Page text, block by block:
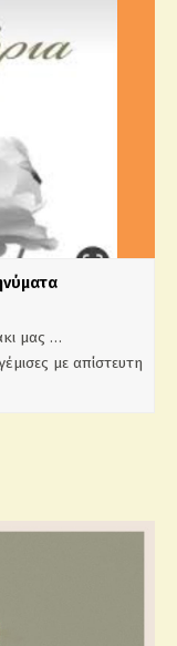
μας …
με απίστευτη